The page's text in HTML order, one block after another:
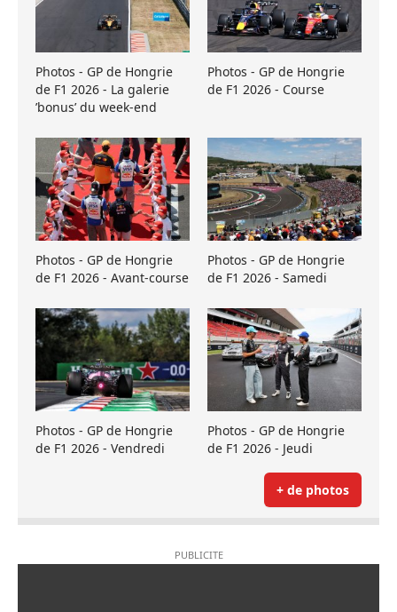
Photos - GP de Hongrie
de F1 2026 - La galerie
’bonus’ du week-end
Photos - GP de Hongrie
de F1 2026 - Course
Photos - GP de Hongrie
de F1 2026 - Avant-course
Photos - GP de Hongrie
de F1 2026 - Samedi
Photos - GP de Hongrie
de F1 2026 - Vendredi
Photos - GP de Hongrie
de F1 2026 - Jeudi
+ de photos